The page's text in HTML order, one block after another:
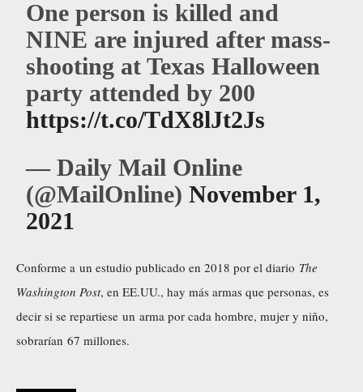
One person is killed and
NINE are injured after mass-
shooting at Texas Halloween
party attended by 200
https://t.co/TdX8lJt2Js
— Daily Mail Online
(@MailOnline)November 1,
2021
Conforme a un estudio publicado en 2018 por el diario The
Washington Post, en EE.UU., hay más armas que personas, es
decir si se repartiese un arma por cada hombre, mujer y niño,
sobrarían 67 millones.